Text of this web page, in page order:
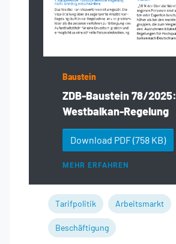
Baustein
ZDB-Baustein 78/2025:
Westbalkan-Regelung
Download PDF(758 KB)
MEHR ERFAHREN
Tarifpolitik Arbeitsmarkt
Beschäftigung